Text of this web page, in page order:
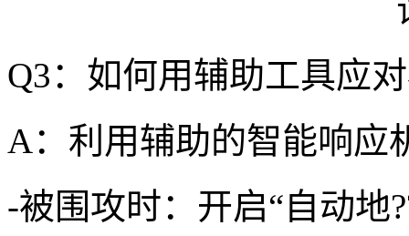
Q3：如何用辅助工具应
A：利用辅助的智能响应
-被围攻时：开启“自动地